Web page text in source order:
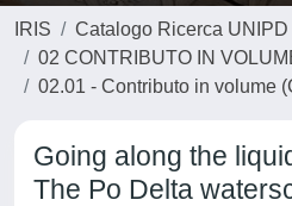
IRIS
Catalogo Ricerca UNIPD
02 CONTRIBUTO IN
02.01 - Contributo in volume
Going along the
The Po Delta